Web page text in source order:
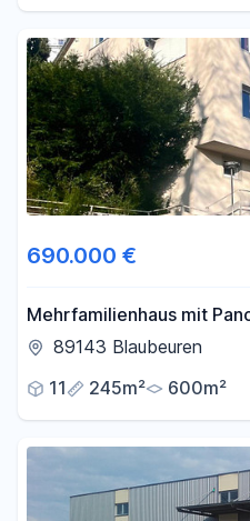
690.000 €
Mehrfamilienhaus mit
89143 Blaubeuren
11
245m² 600m²